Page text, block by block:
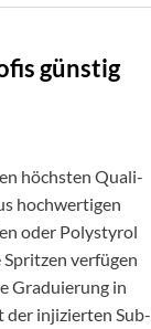
günstig
höchs­ten Qua­li­
hoch­wer­ti­gen
oder Poly­sty­rol
ver­fü­gen
Gra­du­ie­rung in
der inji­zier­ten Sub­